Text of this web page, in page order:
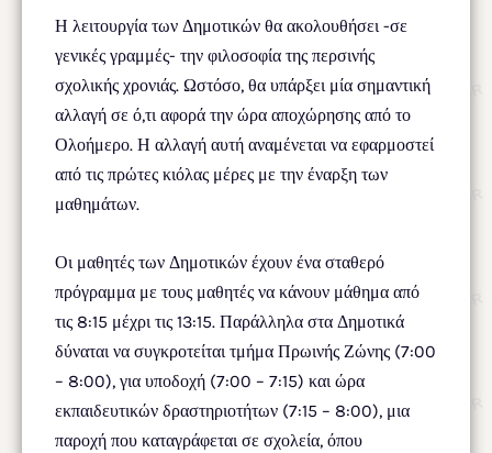
Η λειτουργία των Δημοτικών θα ακολουθήσει -σε
γενικές γραμμές- την φιλοσοφία της περσινής
σχολικής χρονιάς. Ωστόσο, θα υπάρξει μία σημαντική
αλλαγή σε ό,τι αφορά την ώρα αποχώρησης από το
Ολοήμερο. Η αλλαγή αυτή αναμένεται να εφαρμοστεί
από τις πρώτες κιόλας μέρες με την έναρξη των
μαθημάτων.
Οι μαθητές των Δημοτικών έχουν ένα σταθερό
πρόγραμμα με τους μαθητές να κάνουν μάθημα από
τις 8:15 μέχρι τις 13:15. Παράλληλα στα Δημοτικά
δύναται να συγκροτείται τμήμα Πρωινής Ζώνης (7:00
– 8:00), για υποδοχή (7:00 – 7:15) και ώρα
εκπαιδευτικών δραστηριοτήτων (7:15 – 8:00), μια
παροχή που καταγράφεται σε σχολεία, όπου